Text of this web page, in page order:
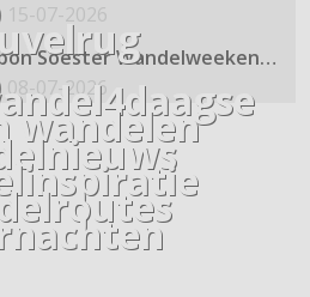
15-07-2026
Pink Ribbon Soester Wandelweekend: natuur, historie en 4 afstanden
08-07-2026
wandelen